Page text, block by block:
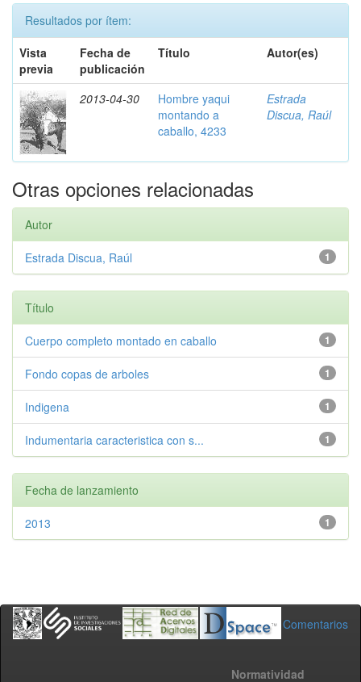
Resultados por ítem:
Vista
previa
Fecha de
publicación
Título Autor(es)
2013-04-30
Hombre yaqui
montando a
caballo, 4233
Estrada
Discua, Raúl
Otras opciones relacionadas
Autor
1
Estrada Discua, Raúl
Título
1
Cuerpo completo montado en caballo
1
Fondo copas de arboles
1
Indigena
1
Indumentaria caracteristica con s...
Fecha de lanzamiento
1
2013
Comentarios
Normatividad